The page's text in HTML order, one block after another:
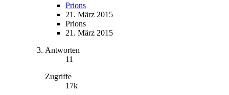
Prions
21. März 2015
Prions
21. März 2015
Antworten
11
Zugriffe
17k